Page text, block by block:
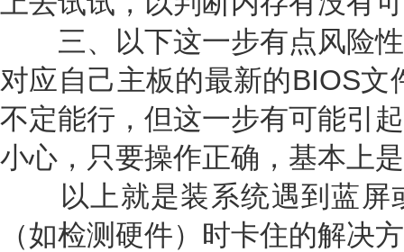
三、以下这一步有点风险性
对应自己主板的最新的BIOS
不定能行，但这一步有可能引
小心，只要操作正确，基本上
以上就是装系统遇到蓝屏
（如检测硬件）时卡住的解决